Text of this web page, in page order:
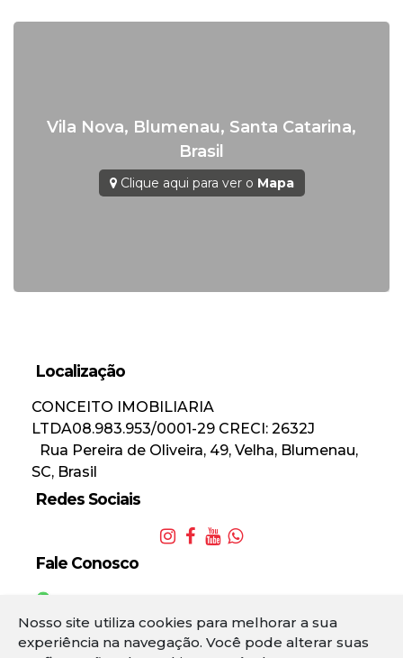
Nosso site utiliza cookies para melhorar a sua
experiência na navegação. Você pode alterar suas
Vila Nova, Blumenau, Santa Catarina,
Brasil
Clique aqui para ver o Mapa
Localização
CONCEITO IMOBILIARIA
LTDA08.983.953/0001-29 CRECI: 2632J
Rua Pereira de Oliveira, 49, Velha, Blumenau,
SC, Brasil
Redes Sociais
Fale Conosco